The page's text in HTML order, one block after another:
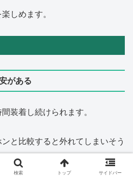
しめます。
がある
装着し続けられます。
と比較すると外れてしまいそう
検索 トップ サイドバー